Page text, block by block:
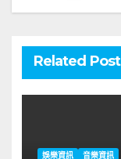
Related Post
娛樂資訊 音樂資訊